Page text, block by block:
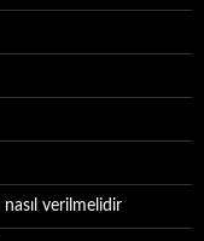
verilmelidir